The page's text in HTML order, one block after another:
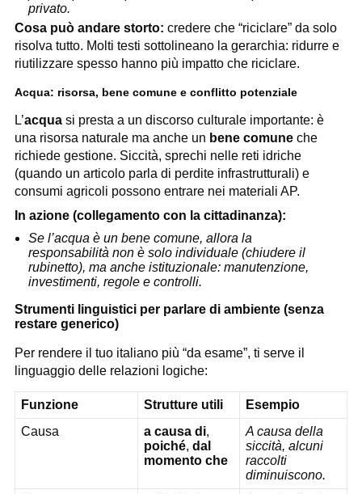
privato.
Cosa può andare storto: credere che “riciclare” da solo
risolva tutto. Molti testi sottolineano la gerarchia: ridurre e
riutilizzare spesso hanno più impatto che riciclare.
Acqua: risorsa, bene comune e conflitto potenziale
L’acquasi presta a un discorso culturale importante: è
una risorsa naturale ma anche un bene comuneche
richiede gestione. Siccità, sprechi nelle reti idriche
(quando un articolo parla di perdite infrastrutturali) e
consumi agricoli possono entrare nei materiali AP.
In azione (collegamento con la cittadinanza):
Se l’acqua è un bene comune, allora la
responsabilità non è solo individuale (chiudere il
rubinetto), ma anche istituzionale: manutenzione,
investimenti, regole e controlli.
Strumenti linguistici per parlare di ambiente (senza
restare generico)
Per rendere il tuo italiano più “da esame”, ti serve il
linguaggio delle relazioni logiche:
Funzione Strutture utili
Esempio
Causa
a causa di,
poiché, dal
momento che
A causa della
siccità, alcuni
raccolti
diminuiscono.